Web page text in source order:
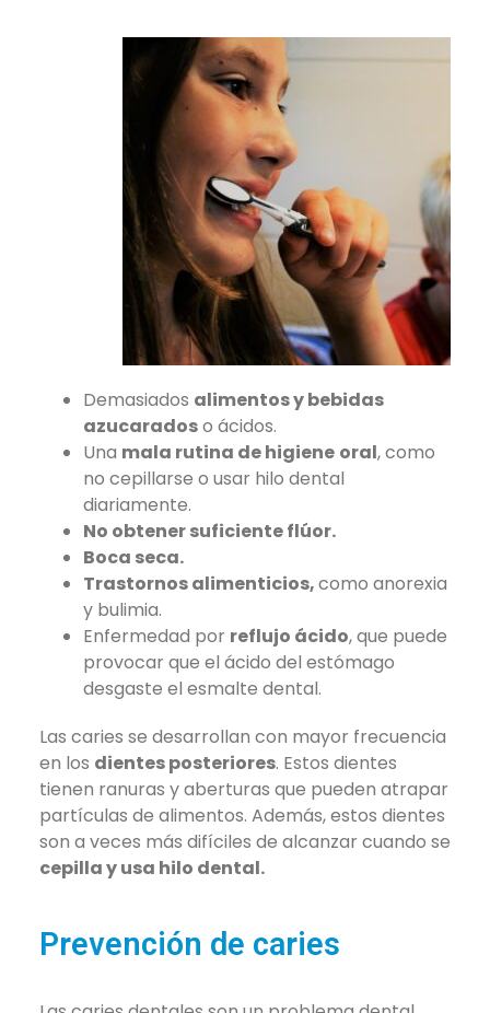
Demasiados alimentos y bebidas
azucaradoso ácidos.
Una mala rutina de higiene oral, como
no cepillarse o usar hilo dental
diariamente.
No obtener suficiente flúor.
Boca seca.
Trastornos alimenticios,como anorexia
y bulimia.
Enfermedad por reflujo ácido, que puede
provocar que el ácido del estómago
desgaste el esmalte dental.
Las caries se desarrollan con mayor frecuencia
en los dientes posteriores. Estos dientes
tienen ranuras y aberturas que pueden atrapar
partículas de alimentos. Además, estos dientes
son a veces más difíciles de alcanzar cuando se
cepilla y usa hilo dental.
Prevención de caries